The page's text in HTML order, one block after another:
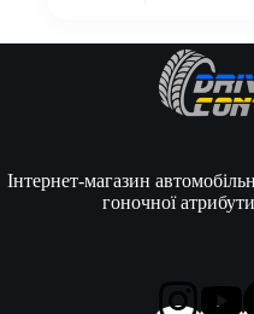
Інтернет-магазин
гоночної